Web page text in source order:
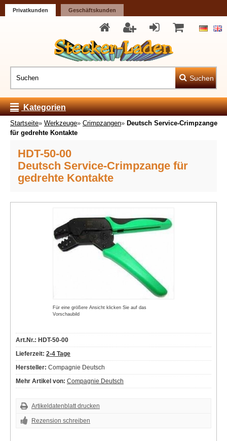
Privatkunden Geschäftskunden
Suchen
Kategorien
Startseite» Werkzeuge» Crimpzangen» Deutsch Service-Crimpzange
für gedrehte Kontakte
HDT-50-00
Deutsch Service-Crimpzange für
gedrehte Kontakte
Für eine größere Ansicht klicken Sie auf das
Vorschaubild
Art.Nr.: HDT-50-00
Lieferzeit: 2-4 Tage
Hersteller: Compagnie Deutsch
Mehr Artikel von: Compagnie Deutsch
Artikeldatenblatt drucken
Rezension schreiben